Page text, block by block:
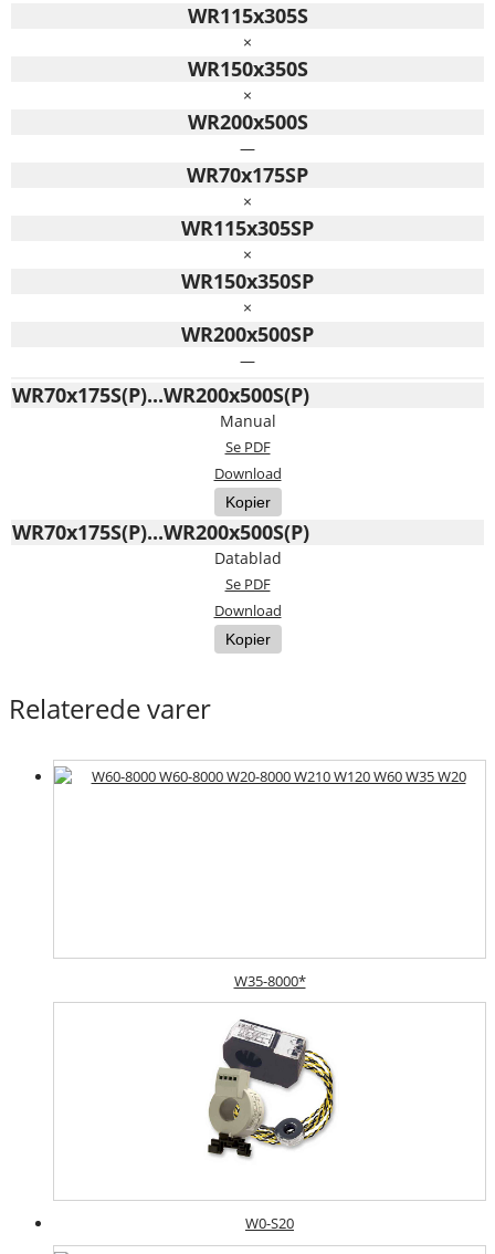
WR115x305S
×
WR150x350S
×
WR200x500S
—
WR70x175SP
×
WR115x305SP
×
WR150x350SP
×
WR200x500SP
—
WR70x175S(P)...WR200x500S(P)
Manual
Se PDF
Download
Kopier
WR70x175S(P)...WR200x500S(P)
Datablad
Se PDF
Download
Kopier
Relaterede varer
W35-8000*
W0-S20